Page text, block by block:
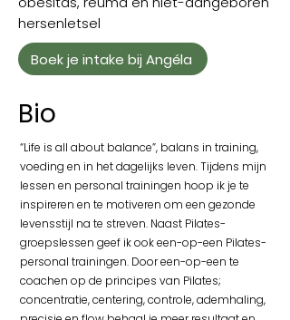
hersenletsel
Boek je intake bij Angéla
Bio
“Life is all about balance”, balans in training,
voeding en in het dagelijks leven. Tijdens mijn
lessen en personal trainingen hoop ik je te
inspireren en te motiveren om een gezonde
levensstijl na te streven. Naast Pilates-
groepslessen geef ik ook een-op-een Pilates-
personal trainingen. Door een-op-een te
coachen op de principes van Pilates;
concentratie, centering, controle, ademhaling,